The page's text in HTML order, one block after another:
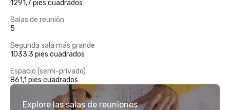
1291,7 pies cuadrados
Salas de reunión
5
Segunda sala más grande
1033,3 pies cuadrados
Espacio (semi-privado)
861,1 pies cuadrados
Explore las salas de reuniones